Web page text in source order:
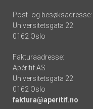
Post- og besøksadresse:
Universitetsgata 22
0162 Oslo
Fakturaadresse:
Apéritif AS
Universitetsgata 22
0162 Oslo
faktura@aperitif.no